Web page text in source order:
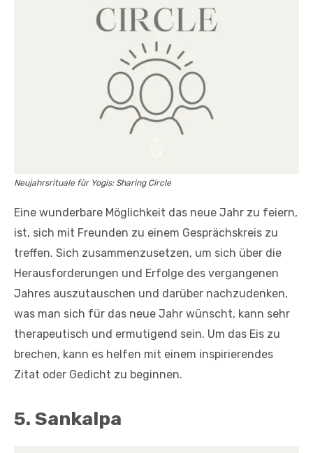
Neujahrsrituale für Yogis: Sharing Circle
Eine wunderbare Möglichkeit das neue Jahr zu feiern,
ist, sich mit Freunden zu einem Gesprächskreis zu
treffen. Sich zusammenzusetzen, um sich über die
Herausforderungen und Erfolge des vergangenen
Jahres auszutauschen und darüber nachzudenken,
was man sich für das neue Jahr wünscht, kann sehr
therapeutisch und ermutigend sein. Um das Eis zu
brechen, kann es helfen mit einem inspirierendes
Zitat oder Gedicht zu beginnen.
5. Sankalpa